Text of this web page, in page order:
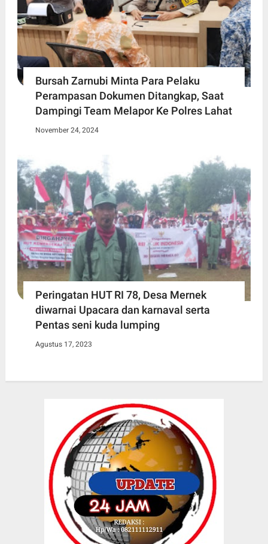
Bursah Zarnubi Minta Para Pelaku
Perampasan Dokumen Ditangkap, Saat
Dampingi Team Melapor Ke Polres Lahat
November 24, 2024
Peringatan HUT RI 78, Desa Mernek
diwarnai Upacara dan karnaval serta
Pentas seni kuda lumping
Agustus 17, 2023